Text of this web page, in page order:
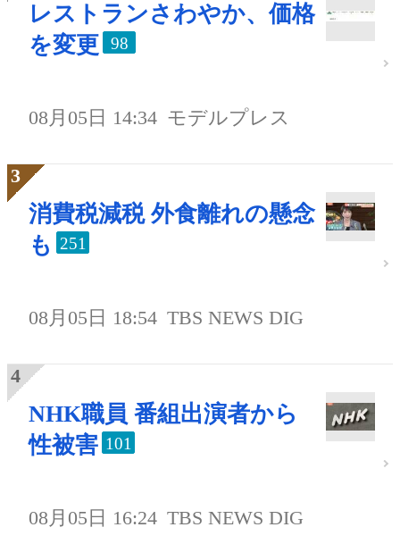
レストランさわやか、価格
を変更
98
08月05日 14:34 モデルプレス
消費税減税 外食離れの懸念
も 251
08月05日 18:54 TBS NEWS DIG
NHK職員 番組出演者から
性被害 101
08月05日 16:24 TBS NEWS DIG